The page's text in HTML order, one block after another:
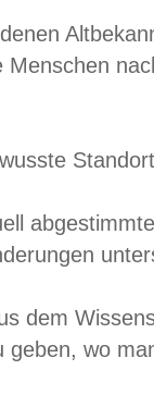
dem
geben, wo